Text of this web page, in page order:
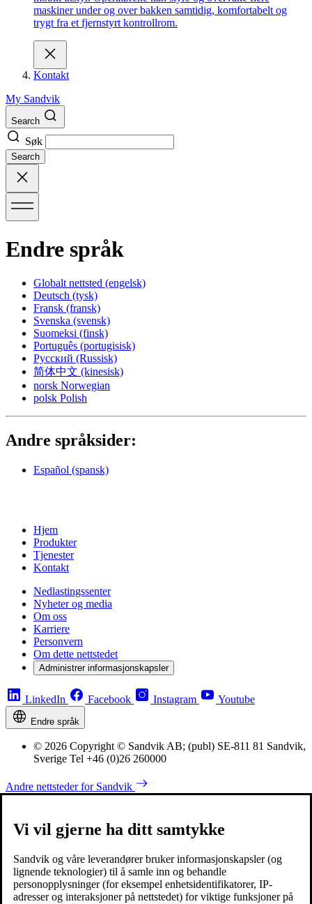
maskiner under og over bakken samtidig, komfortabelt og
trygt fra et fjernstyrt kontrollrom.
Kontakt
My Sandvik
Search
Søk
Search
Endre språk
Globalt nettsted (engelsk)
Deutsch (tysk)
Fransk (fransk)
Svenska (svensk)
Suomeksi (finsk)
Português (portugisisk)
Русский (Russisk)
简体中文 (kinesisk)
norsk Norwegian
polsk Polish
Andre språksider:
Español (spansk)
Hjem
Produkter
Tjenester
Kontakt
Nedlastingssenter
Nyheter og media
Om oss
Karriere
Personvern
Om dette nettstedet
Administrer informasjonskapsler
LinkedIn Facebook Instagram Youtube
Endre språk
© 2026 Copyright © Sandvik AB; (publ) SE-811 81 Sandvik,
Sverige Tel +46 (0)26 260000
Andre nettsteder for Sandvik
Vi vil gjerne ha ditt samtykke
Sandvik og våre leverandører bruker informasjonskapsler (og
lignende teknologier) til å samle inn og behandle
personopplysninger (for eksempel enhetsidentifikatorer, IP-
adresser og interaksjoner på nettstedet) for viktige funksjoner på